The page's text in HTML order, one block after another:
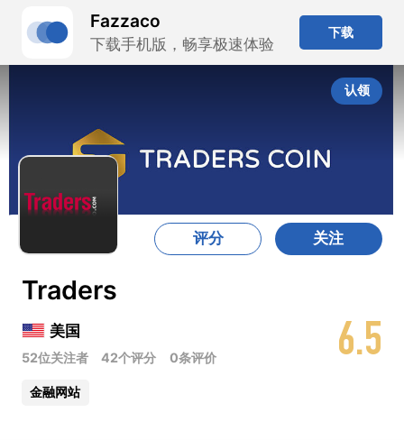
Fazzaco
下载手机版，畅享极速体验
下载
认领
6.5
评分 关注
Traders
美国
52位关注者 42个评分 0条评价
金融网站